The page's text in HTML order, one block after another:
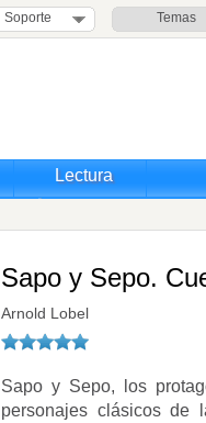
Soporte Temas
Lectura
Sapo y Sepo.
Arnold Lobel
Sapo y Sepo, los
personajes clásicos de